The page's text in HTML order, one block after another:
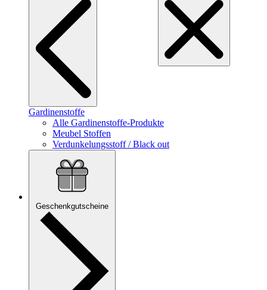
Gardinenstoffe
Alle Gardinenstoffe-Produkte
Meubel Stoffen
Verdunkelungsstoff / Black out
Geschenkgutscheine